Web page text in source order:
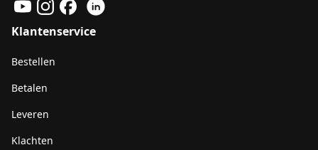
Klantenservice
Bestellen
Betalen
Leveren
Klachten